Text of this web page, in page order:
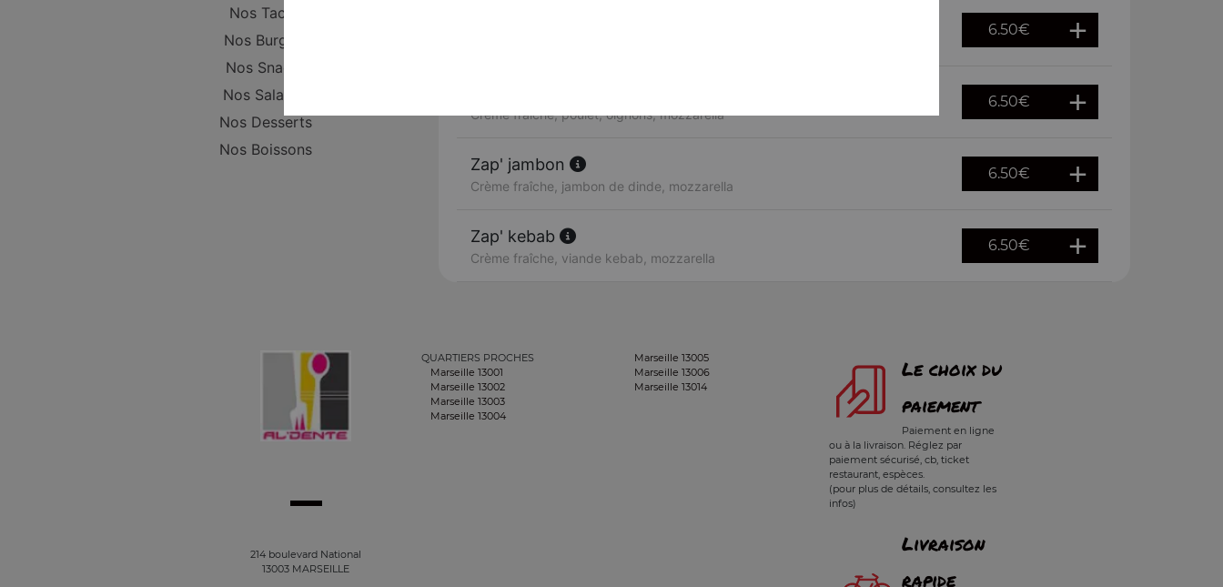
Nos Tacos
Nos Burgers
Nos Snacks
Nos Salades
Nos Desserts
Nos Boissons
6.50€
Crème fraîche, poulet, oignons, mozzarella
6.50€
Zap' jambon
Crème fraîche, jambon de dinde, mozzarella
6.50€
Zap' kebab
Crème fraîche, viande kebab, mozzarella
6.50€
214 boulevard National
13003 MARSEILLE
QUARTIERS PROCHES
Marseille 13001
Marseille 13002
Marseille 13003
Marseille 13004
Marseille 13005
Marseille 13006
Marseille 13014
Le choix du
paiement
Paiement en ligne
ou à la livraison. Réglez par
paiement sécurisé, cb, ticket
restaurant, espèces.
(pour plus de détails, consultez les
infos)
Livraison
rapide